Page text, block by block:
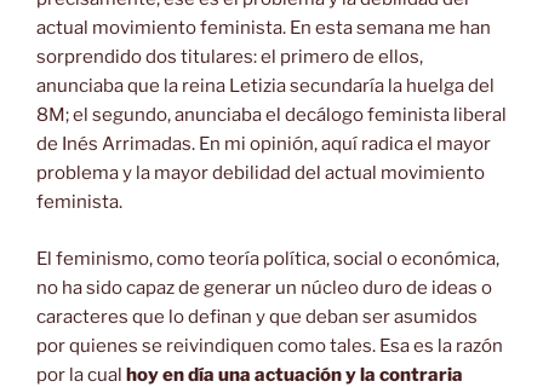
actual movimiento feminista. En esta semana me han
sorprendido dos titulares: el primero de ellos,
anunciaba que la reina Letizia secundaría la huelga del
8M; el segundo, anunciaba el decálogo feminista liberal
de Inés Arrimadas. En mi opinión, aquí radica el mayor
problema y la mayor debilidad del actual movimiento
feminista.
El feminismo, como teoría política, social o económica,
no ha sido capaz de generar un núcleo duro de ideas o
caracteres que lo definan y que deban ser asumidos
por quienes se reivindiquen como tales. Esa es la razón
por la cual hoy en día una actuación y la contraria